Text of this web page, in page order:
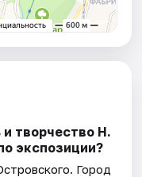
творчество Н.
экспозиции?
. Город